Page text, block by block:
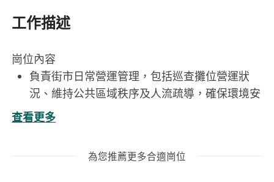
工作描述
崗位內容
負責街市日常營運管理，包括巡查攤位營運狀
況、維持公共區域秩序及人流疏導，確保環境安
全有序
即時回應並妥善處理客戶/商戶查詢、投訴與建
監督清潔服務執行情況及基礎設施運作狀態，按
查看更多
為您推薦更多合適崗位